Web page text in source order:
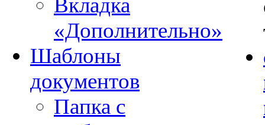
Вкладка
«Дополнительно»
Шаблоны
документов
Папка с